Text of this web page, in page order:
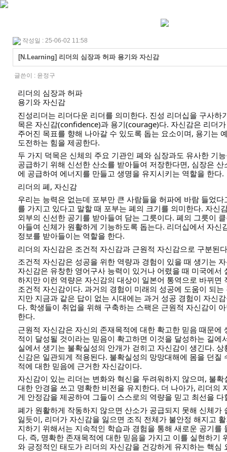
작성일 : 25-06-02 11:58
[N.Learning] 리더의 심장과 허파 용기와 자신감
글쓴이 : 윤정구
리더의 심장과 허파
용기와 자신감
진성리더는 리더다운 리더를 의미한다. 진성 리더십을 구사하
목은 자신감(confidence)과 용기(courage)다. 자신감은 리더
주어진 목표를 향해 나아갈 수 있도록 돕는 요소이며, 용기는
도전하는 힘을 제공한다.
두 가지 덕목은 신체의 주요 기관인 폐와 심장과도 유사한 기
공급하기 위해 신선한 산소를 받아들여 저장한다면, 심장은
에 공급하여 에너지를 만들고 생명을 유지시키는 역할을 한다.
리더의 폐, 자신감
우리는 능력은 없는데 포부만 큰 사람들을 허파에 바람 들었
를 가지고 있다고 말할 때 포부는 폐의 크기를 의미한다. 자신
외부의 신선한 공기를 받아들여 담는 그릇이다. 폐의 그릇이
아들여 신체가 원활하게 기능하도록 돕는다. 리더십에서 자신
정보를 받아들이는 역할을 한다.
리더의 자신감은 조건적 자신감과 근원적 자신감으로 구분된
조건적 자신감은 성공을 위한 역량과 경험이 있을 때 생기는
자신감은 유창한 영어구사 능력이 있거나 어렸을 때 미국에서
하지만 이런 역량은 자신감의 대상이 일본어 통역으로 바뀌면
조건적 자신감이다. 과거의 경험이 미래의 성공에 도움이 되
지만 지금과 같은 답이 없는 시대에는 과거 성공 경험이 자신
다. 학생들이 취업을 위해 구축하는 스팩은 근원적 자신감이
한다.
근원적 자신감은 자신의 존재목적에 대한 확고한 믿음 때문에
적이 달성될 것이라는 믿음이 확고하면 이것을 달성하는 길에
실에서 생기는 불확실성의 안개가 걷히고 자신감이 생긴다.
신감은 일관되게 적용된다. 불확실성의 망망대해에 몸을 던질
적에 대한 믿음에 근거한 자신감이다.
자신감이 있는 리더는 변화와 혁신을 두려워하지 않으며, 불
대한 안경을 쓰고 명확한 비전을 유지한다. 더 나아가, 리더의
게 안정감을 제공하여 그들이 스스로의 역량을 믿고 최선을
폐가 원활하게 작동하지 않으면 산소가 공급되지 못해 신체가
잃듯이, 리더가 자신감을 잃으면 조직 전체가 불안정 해지고
지하기 위해서는 지속적인 학습과 경험을 통해 새로운 공기를
다. 즉, 명확한 존재목적에 대한 믿음을 가지고 이를 실현하기
와 긍정적인 태도가 리더의 자신감을 건강하게 유지하는 핵심